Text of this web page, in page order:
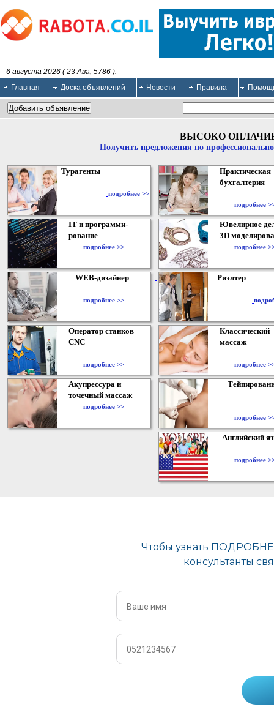
6 августа 2026 ( 23 Ава, 5786 ).
Главная
Доска объявлений Новости Правила
ВЫСОКО
Получить предложения по
Турагенты
подробнее >>
Практическая
бухгалтерия
подробнее
IT и программи-
рование
подробнее >>
Ювелирное
3D
подробнее
WEB-дизайнер
подробнее >>
Риэлтер
Оператор станков
CNC
подробнее >>
Классический
массаж
подробнее
Акупрессура и
точечный массаж
подробнее >>
подробнее
Английский
подробнее